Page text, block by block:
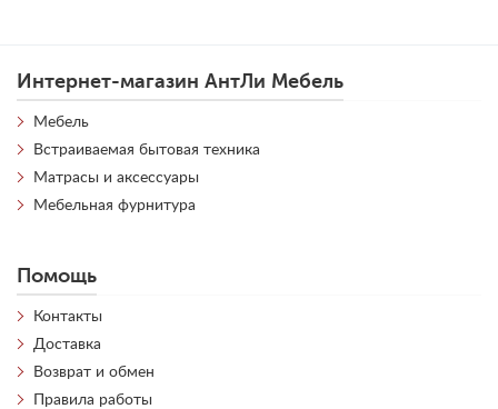
Интернет-магазин АнтЛи Мебель
Мебель
Встраиваемая бытовая техника
Матрасы и аксессуары
Мебельная фурнитура
Помощь
Контакты
Доставка
Возврат и обмен
Правила работы